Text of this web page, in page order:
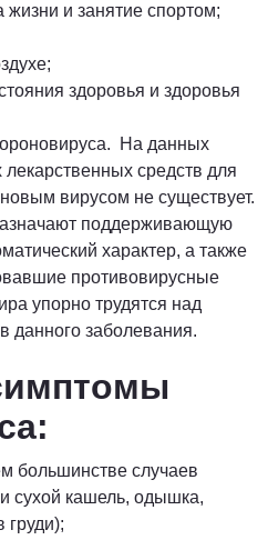
жизни и занятие спортом;
здоровья и здоровья
На данных
средств для
вирусом не существует.
поддерживающую
характер, а также
противовирусные
упорно трудятся над
данного заболевания.
большинстве случаев
сухой кашель, одышка,